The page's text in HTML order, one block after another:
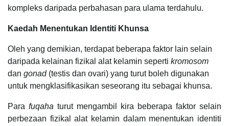
kompleks daripada perbahasan para ulama terdahulu.
Kaedah Menentukan Identiti Khunsa
Oleh yang demikian, terdapat beberapa faktor lain selain
daripada kelainan fizikal alat kelamin seperti kromosom
dan gonad(testis dan ovari) yang turut boleh digunakan
untuk mengklasifikasikan seseorang itu sebagai khunsa.
Para fuqaha turut mengambil kira beberapa faktor selain
perbezaan fizikal alat kelamin dalam menentukan identiti